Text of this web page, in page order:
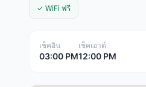
✓ WiFi ฟรี
เช็คอิน
03:00 PM
เช็คเอาต์
12:00 PM